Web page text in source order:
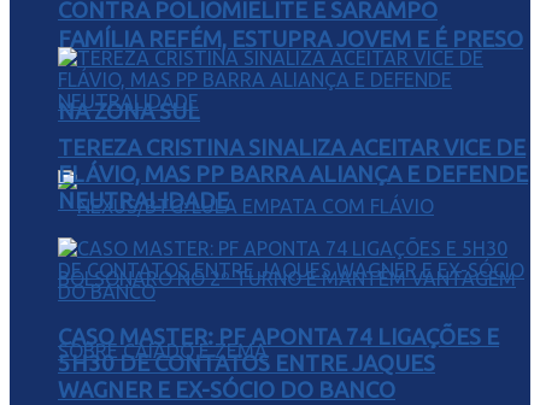
FAMÍLIA REFÉM, ESTUPRA JOVEM E É PRESO
NA ZONA SUL
CONTRA POLIOMIELITE E SARAMPO
TEREZA CRISTINA SINALIZA ACEITAR VICE DE
FLÁVIO, MAS PP BARRA ALIANÇA E DEFENDE
NEUTRALIDADE
CASO MASTER: PF APONTA 74 LIGAÇÕES E
5H30 DE CONTATOS ENTRE JAQUES
WAGNER E EX-SÓCIO DO BANCO